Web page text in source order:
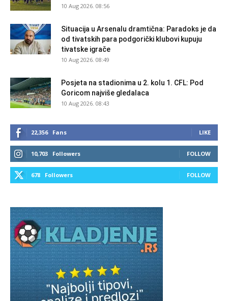
10 Aug 2026. 08:56
Situacija u Arsenalu dramtična: Paradoks je da
od tivatskih para podgorički klubovi kupuju
tivatske igrače
10 Aug 2026. 08:49
Posjeta na stadionima u 2. kolu 1. CFL: Pod
Goricom najviše gledalaca
10 Aug 2026. 08:43
22,356 Fans LIKE
10,703 Followers FOLLOW
678 Followers FOLLOW